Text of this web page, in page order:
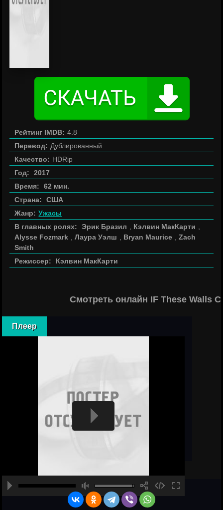
Рейтинг IMDB: 4.8
Перевод: Дублированный
Качество: HDRip
Год:
2017
Время:
62 мин.
Страна:
США
Жанр: Ужасы
В главных ролях:
Эрик Бразил Кэлвин МакКарти
Alysse Fozmark
,Лаура Уэлш Bryan Maurice ,Zach
Smith
Режиссер:
Кэлвин МакКарти
Смотреть онлайн IF These Walls
Плеер